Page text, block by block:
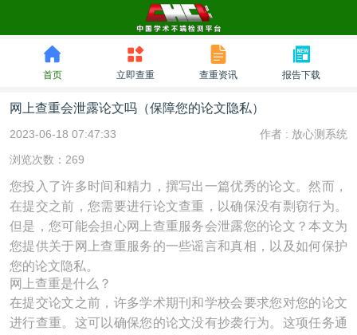
首页 立即查重 查重资讯 报告下载
网上查重会泄露论文吗（保障您的论文隐私）
2023-06-18 07:47:33 作者 : 放心测系统
浏览次数：269
您投入了许多时间和精力，撰写出一篇优秀的论文。然而，
在提交之前，您需要进行论文查重，以确保没有剽窃行为。
但是，您可能会担心网上查重服务会泄露您的论文？本文为
您提供关于网上查重服务的一些谣言和真相，以及如何保护
您的论文隐私。
网上查重是什么？
在提交论文之前，许多学术期刊和学校会要求您对您的论文
进行查重。这可以确保您的论文没有抄袭行为。这项任务通